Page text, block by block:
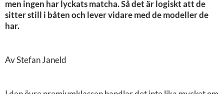
men ingen har lyckats matcha. Så det är logiskt att de
sitter still i båten och lever vidare med de modeller de
har.
Av Stefan Janeld